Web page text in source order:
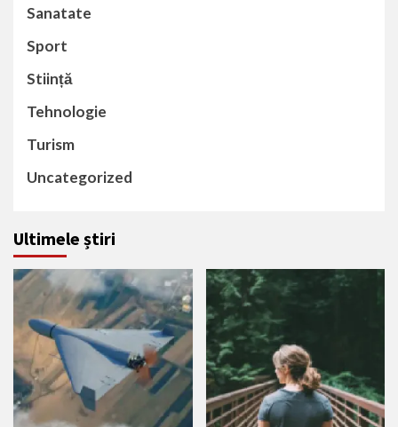
Sanatate
Sport
Stiință
Tehnologie
Turism
Uncategorized
Ultimele știri